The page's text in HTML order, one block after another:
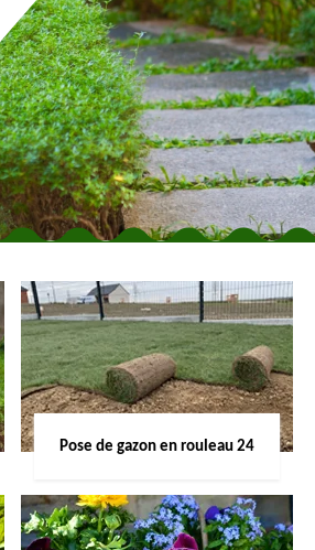
Pose de gazon en rouleau 24